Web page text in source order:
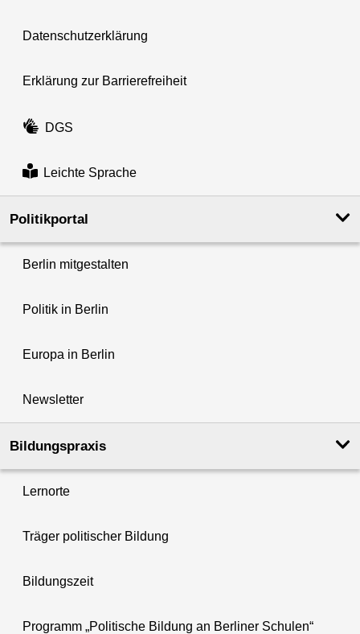
Datenschutzerklärung
Erklärung zur Barrierefreiheit
DGS
Leichte Sprache
Politikportal
Berlin mitgestalten
Politik in Berlin
Europa in Berlin
Newsletter
Bildungspraxis
Lernorte
Träger politischer Bildung
Bildungszeit
Programm „Politische Bildung an Berliner Schulen“